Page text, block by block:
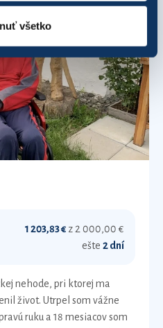
všetko
1 203,83 € z 2 000,00 €
ešte 2 dní
nehode, pri ktorej ma
život. Utrpel som vážne
ruku a 18 mesiacov som